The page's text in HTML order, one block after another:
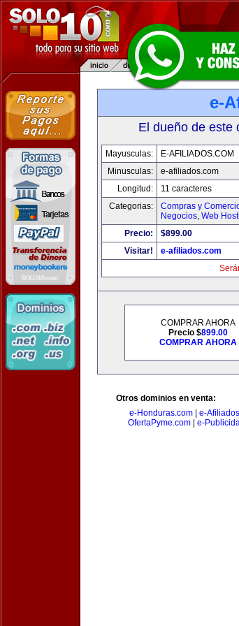
e-
El dueño de este
Mayusculas:
E-AFILIADOS.COM
Minusculas:
e-afiliados.com
Longitud:
11 caracteres
Categorias:
Compras y
Negocios, Web
Precio:
$899.00
Visitar!
e-afiliados.com
COMPRAR AHORA
Precio $899.00
COMPRAR AHORA
Otros dominios en venta:
e-Honduras.com| e-
OfertaPyme.com| e-